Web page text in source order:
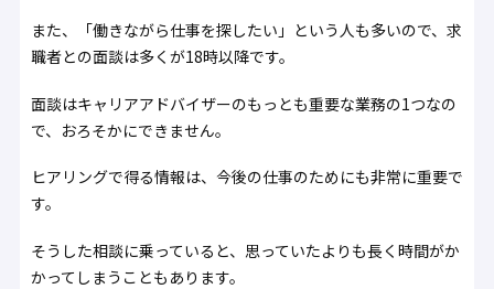
また、「働きながら仕事を探したい」という人も多いので、求
職者との面談は多くが18時以降です。
面談はキャリアアドバイザーのもっとも重要な業務の1つなの
で、おろそかにできません。
ヒアリングで得る情報は、今後の仕事のためにも非常に重要で
す。
そうした相談に乗っていると、思っていたよりも長く時間がか
かってしまうこともあります。